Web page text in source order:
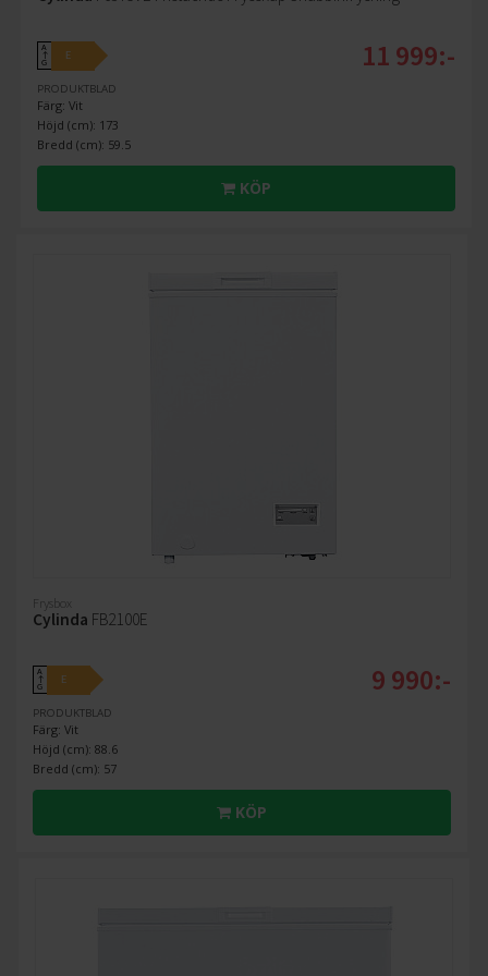
A
↑
G
E
PRODUKTBLAD
Färg: Vit
Höjd (cm): 173
Bredd (cm): 59.5
11 999:-
KÖP
Frysbox
Cylinda FB2100E
A
↑
G
E
PRODUKTBLAD
Färg: Vit
Höjd (cm): 88.6
Bredd (cm): 57
9 990:-
KÖP